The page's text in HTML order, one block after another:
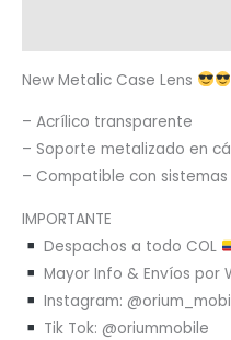
New Metalic Case Lens
– Acrílico transparente
– Soporte metalizado en
– Compatible con
IMPORTANTE
Despachos a todo COL
Mayor Info & Envíos por
Instagram:
Tik Tok: @oriummobile